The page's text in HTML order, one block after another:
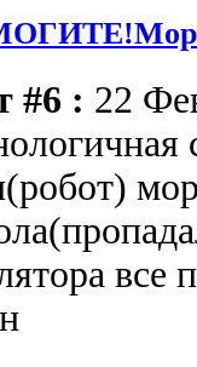
#6 : 22
все